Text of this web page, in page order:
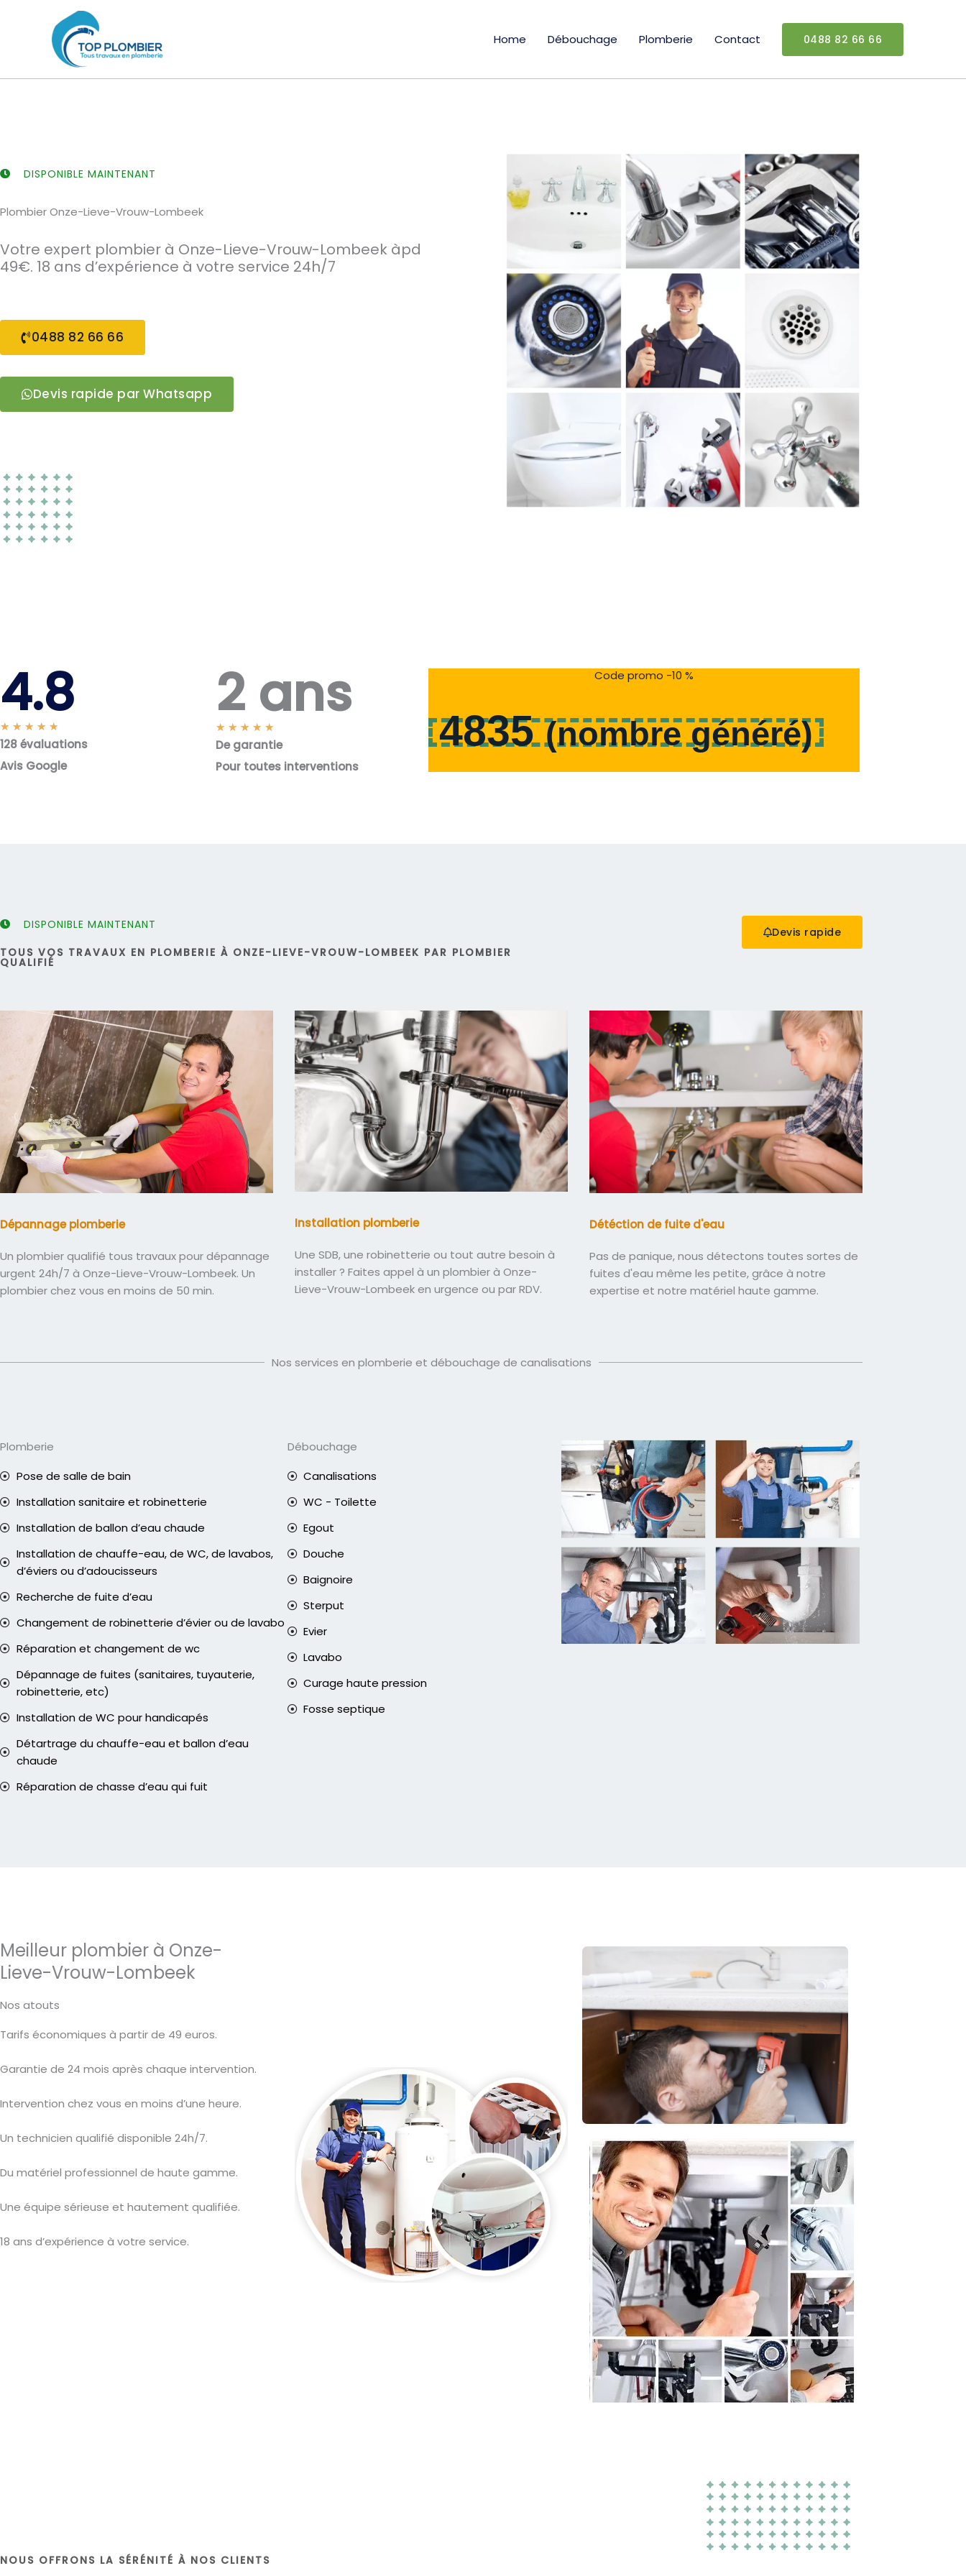
Home Débouchage Plomberie Contact 0488 82 66 66
DISPONIBLE MAINTENANT
Plombier Onze-Lieve-Vrouw-Lombeek
Votre expert plombier à Onze-Lieve-Vrouw-Lombeek àpd
49€. 18 ans d’expérience à votre service 24h/7
0488 82 66 66
Devis rapide par Whatsapp
4.8
★ ★ ★ ★ ★
o
t
128 évaluations
Avis Google
2 ans
★ ★ ★ ★ ★
o
De garantie
Pour toutes interventions
Code promo -10 %
4835(nombre généré)
DISPONIBLE MAINTENANT
TOUS VOS TRAVAUX EN PLOMBERIE À ONZE-LIEVE-VROUW-LOMBEEK PAR PLOMBIER
QUALIFIÉ
Devis rapide
Dépannage plomberie
Un plombier qualifié tous travaux pour dépannage
urgent 24h/7 à Onze-Lieve-Vrouw-Lombeek. Un
plombier chez vous en moins de 50 min.
Installation plomberie
Une SDB, une robinetterie ou tout autre besoin à
installer ? Faites appel à un plombier à Onze-
Lieve-Vrouw-Lombeek en urgence ou par RDV.
Détéction de fuite d'eau
Pas de panique, nous détectons toutes sortes de
fuites d'eau même les petite, grâce à notre
expertise et notre matériel haute gamme.
Nos services en plomberie et débouchage de canalisations
Plomberie
Pose de salle de bain
Installation sanitaire et robinetterie
Installation de ballon d’eau chaude
Installation de chauffe-eau, de WC, de lavabos,
d’éviers ou d’adoucisseurs
Recherche de fuite d’eau
Changement de robinetterie d’évier ou de lavabo
Réparation et changement de wc
Dépannage de fuites (sanitaires, tuyauterie,
robinetterie, etc)
Installation de WC pour handicapés
Détartrage du chauffe-eau et ballon d’eau
chaude
Réparation de chasse d’eau qui fuit
Débouchage
Canalisations
WC - Toilette
Egout
Douche
Baignoire
Sterput
Evier
Lavabo
Curage haute pression
Fosse septique
Meilleur plombier à Onze-
Lieve-Vrouw-Lombeek
Nos atouts
Tarifs économiques à partir de 49 euros.
Garantie de 24 mois après chaque intervention.
Intervention chez vous en moins d’une heure.
Un technicien qualifié disponible 24h/7.
Du matériel professionnel de haute gamme.
Une équipe sérieuse et hautement qualifiée.
18 ans d’expérience à votre service.
NOUS OFFRONS LA SÉRÉNITÉ À NOS CLIENTS